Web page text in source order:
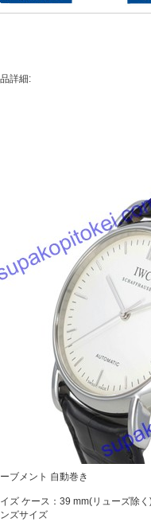
詳細:
ブメント 自動巻き
ズ ケース：39 mm(リューズ除く
ズサイズ